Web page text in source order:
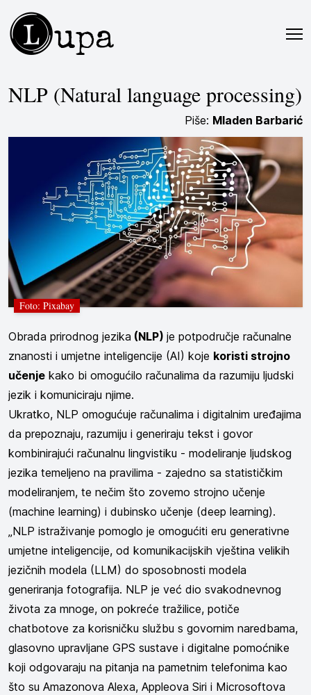
Lupa
NLP (Natural language processing)
Piše: Mladen Barbarić
Foto: Pixabay
Obrada prirodnog jezika (NLP) je potpodručje računalne
znanosti i umjetne inteligencije (AI) koje koristi strojno
učenje kako bi omogućilo računalima da razumiju ljudski
jezik i komuniciraju njime.
Ukratko, NLP omogućuje računalima i digitalnim uređajima
da prepoznaju, razumiju i generiraju tekst i govor
kombinirajući računalnu lingvistiku - modeliranje ljudskog
jezika temeljeno na pravilima - zajedno sa statističkim
modeliranjem, te nečim što zovemo strojno učenje
(machine learning) i dubinsko učenje (deep learning).
„NLP istraživanje pomoglo je omogućiti eru generativne
umjetne inteligencije, od komunikacijskih vještina velikih
jezičnih modela (LLM) do sposobnosti modela
generiranja fotografija. NLP je već dio svakodnevnog
života za mnoge, on pokreće tražilice, potiče
chatbotove za korisničku službu s govornim naredbama,
glasovno upravljane GPS sustave i digitalne pomoćnike
koji odgovaraju na pitanja na pametnim telefonima kao
što su Amazonova Alexa, Appleova Siri i Microsoftova